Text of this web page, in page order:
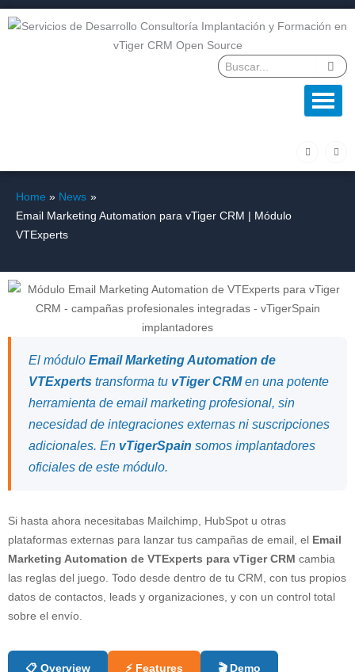
Skip
to
a
e
i
k
Home
News
Email Marketing Automation para vTiger CRM | Módulo
VTExperts
El módulo Email Marketing Automation de
VTExperts transforma tu vTiger CRMen una potente
herramienta de email marketing profesional, sin
necesidad de integraciones externas ni suscripciones
adicionales. En vTigerSpain somos implantadores
oficiales de este módulo.
Si hasta ahora necesitabas Mailchimp, HubSpot u otras
plataformas externas para lanzar tus campañas de email, el Email
Marketing Automation de VTExperts para vTiger CRM cambia
las reglas del juego. Todo desde dentro de tu CRM, con tus propios
datos de contactos, leads y organizaciones, y con un control total
sobre el envío.
📋 Overview ⚡ Features 🎬 Demo